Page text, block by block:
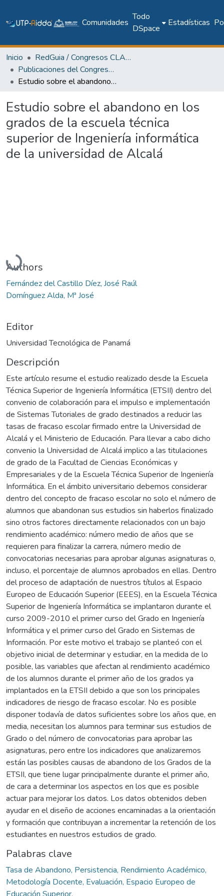
Comunidades
Todo
DSpace
Estadísticas
Inicio
RedGuia / Congresos CLABES
Publicaciones del Congreso Internacional CLABES
Estudio sobre el abandono en los grados de la escuela técnica superior de Ingeniería informática de la universidad de Alcalá
Estudio sobre el abandono en los
grados de la escuela técnica
superior de Ingeniería informática
de la universidad de Alcalá
Cargando...
Authors
Fernández del Castillo Díez, José Raúl
Domínguez Alda, Mª José
Editor
Universidad Tecnológica de Panamá
Descripción
Este artículo resume el estudio realizado desde la Escuela
Técnica Superior de Ingeniería Informática (ETSII) dentro del
convenio de colaboración para el impulso e implementación
de Sistemas Tutoriales de grado destinados a reducir las
tasas de fracaso escolar firmado entre la Universidad de
Alcalá y el Ministerio de Educación. Para llevar a cabo dicho
convenio la Universidad de Alcalá implico a las titulaciones
de grado de la Facultad de Ciencias Económicas y
Empresariales y de la Escuela Técnica Superior de Ingeniería
Informática. En el ámbito universitario debemos considerar
dentro del concepto de fracaso escolar no solo el número de
alumnos que abandonan sus estudios sin haberlos finalizado
sino otros factores directamente relacionados con un bajo
rendimiento académico: número medio de años que se
requieren para finalizar la carrera, número medio de
convocatorias necesarias para aprobar algunas asignaturas o,
incluso, el porcentaje de alumnos aprobados en ellas. Dentro
del proceso de adaptación de nuestros títulos al Espacio
Europeo de Educación Superior (EEES), en la Escuela Técnica
Superior de Ingeniería Informática se implantaron durante el
curso 2009-2010 el primer curso del Grado en Ingeniería
Informática y el primer curso del Grado en Sistemas de
Información. Por este motivo el trabajo se planteó con el
objetivo inicial de determinar y estudiar, en la medida de lo
posible, las variables que afectan al rendimiento académico
de los alumnos durante el primer año de los grados ya
implantados en la ETSII debido a que son los principales
indicadores de riesgo de fracaso escolar. No es posible
disponer todavía de datos suficientes sobre los años que, en
media, necesitan los alumnos para terminar sus estudios de
Grado o del número de convocatorias para aprobar las
asignaturas, pero entre los indicadores que analizaremos
están las posibles causas de abandono de los Grados de la
ETSII, que tiene lugar principalmente durante el primer año,
de cara a determinar los aspectos en los que es posible
actuar para mejorar los datos. Los datos obtenidos deben
ayudar en el diseño de acciones encaminadas a la orientación
y formación que contribuyan a incrementar la retención de los
estudiantes en nuestros estudios de grado.
Palabras clave
Tasa de Abandono, Persistencia, Rendimiento Académico,
Metodología Docente, Evaluación, Espacio Europeo de